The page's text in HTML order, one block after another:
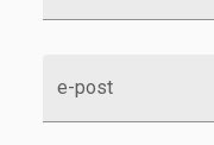
e-post